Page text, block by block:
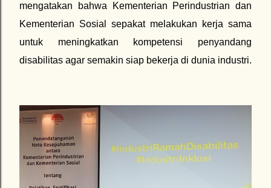
mengatakan bahwa Kementerian Perindustrian dan
Kementerian Sosial sepakat melakukan kerja sama
untuk meningkatkan kompetensi penyandang
disabilitas agar semakin siap bekerja di dunia industri.